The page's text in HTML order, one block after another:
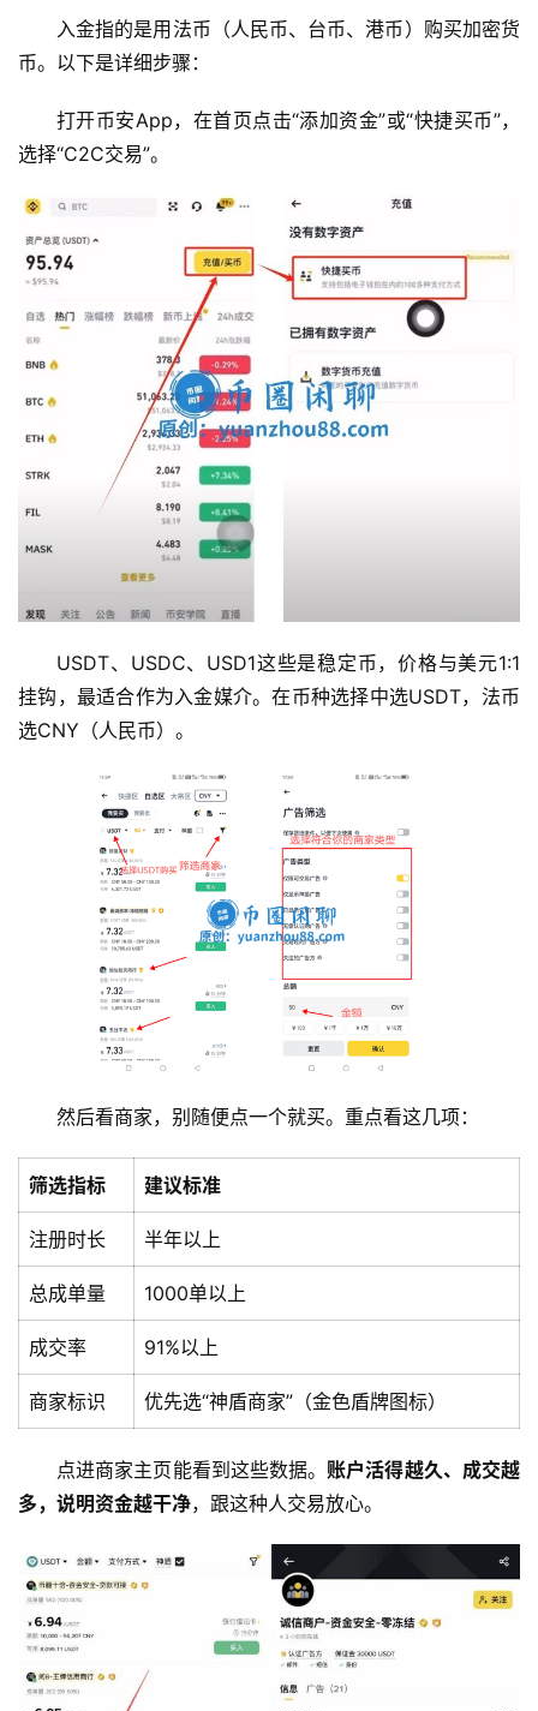
入金指的是用法币（人民币、台币、港币）购买加密货
币。以下是详细步骤：
打开币安App，在首页点击“添加资金”或“快捷买币”，
选择“C2C交易”。
USDT、USDC、USD1这些是稳定币，价格与美元1:1
挂钩，最适合作为入金媒介。在币种选择中选USDT，法币
选CNY（人民币）。
然后看商家，别随便点一个就买。重点看这几项：
筛选指标 建议标准
注册时长 半年以上
总成单量 1000单以上
成交率 91%以上
商家标识 优先选“神盾商家”（金色盾牌图标）
点进商家主页能看到这些数据。 账户活得越久、成交越
多，说明资金越干净，跟这种人交易放心。